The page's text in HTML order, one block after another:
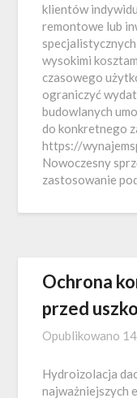
klientów
remontowe lub
wysokimi
czasowego
ograniczyć
budowlanych
do konkretnego
https://
Nowoczesny
zastosowanie
Ochrona
przed
Opublikowano
Hydroizolacja
najważniejszych